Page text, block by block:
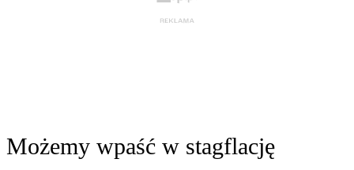
Możemy wpaść w stagflację